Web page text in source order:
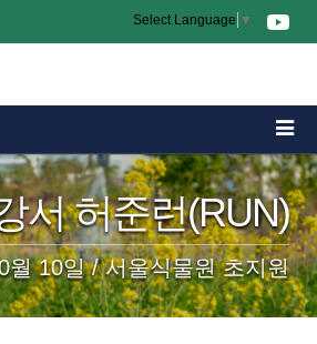
Select Language ▼
서 허준런(RUN)
월 10일 / 서울식물원 초지원